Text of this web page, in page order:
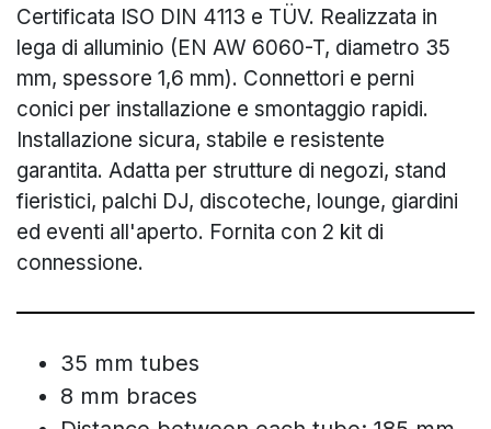
Certificata ISO DIN 4113 e TÜV. Realizzata in
lega di alluminio (EN AW 6060-T, diametro 35
mm, spessore 1,6 mm). Connettori e perni
conici per installazione e smontaggio rapidi.
Installazione sicura, stabile e resistente
garantita. Adatta per strutture di negozi, stand
fieristici, palchi DJ, discoteche, lounge, giardini
ed eventi all'aperto. Fornita con 2 kit di
connessione.
35 mm tubes
8 mm braces